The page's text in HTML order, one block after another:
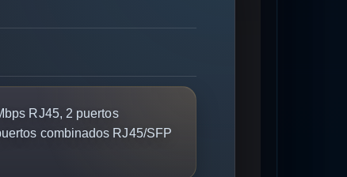
RJ45, 2 puertos
combinados RJ45/SFP